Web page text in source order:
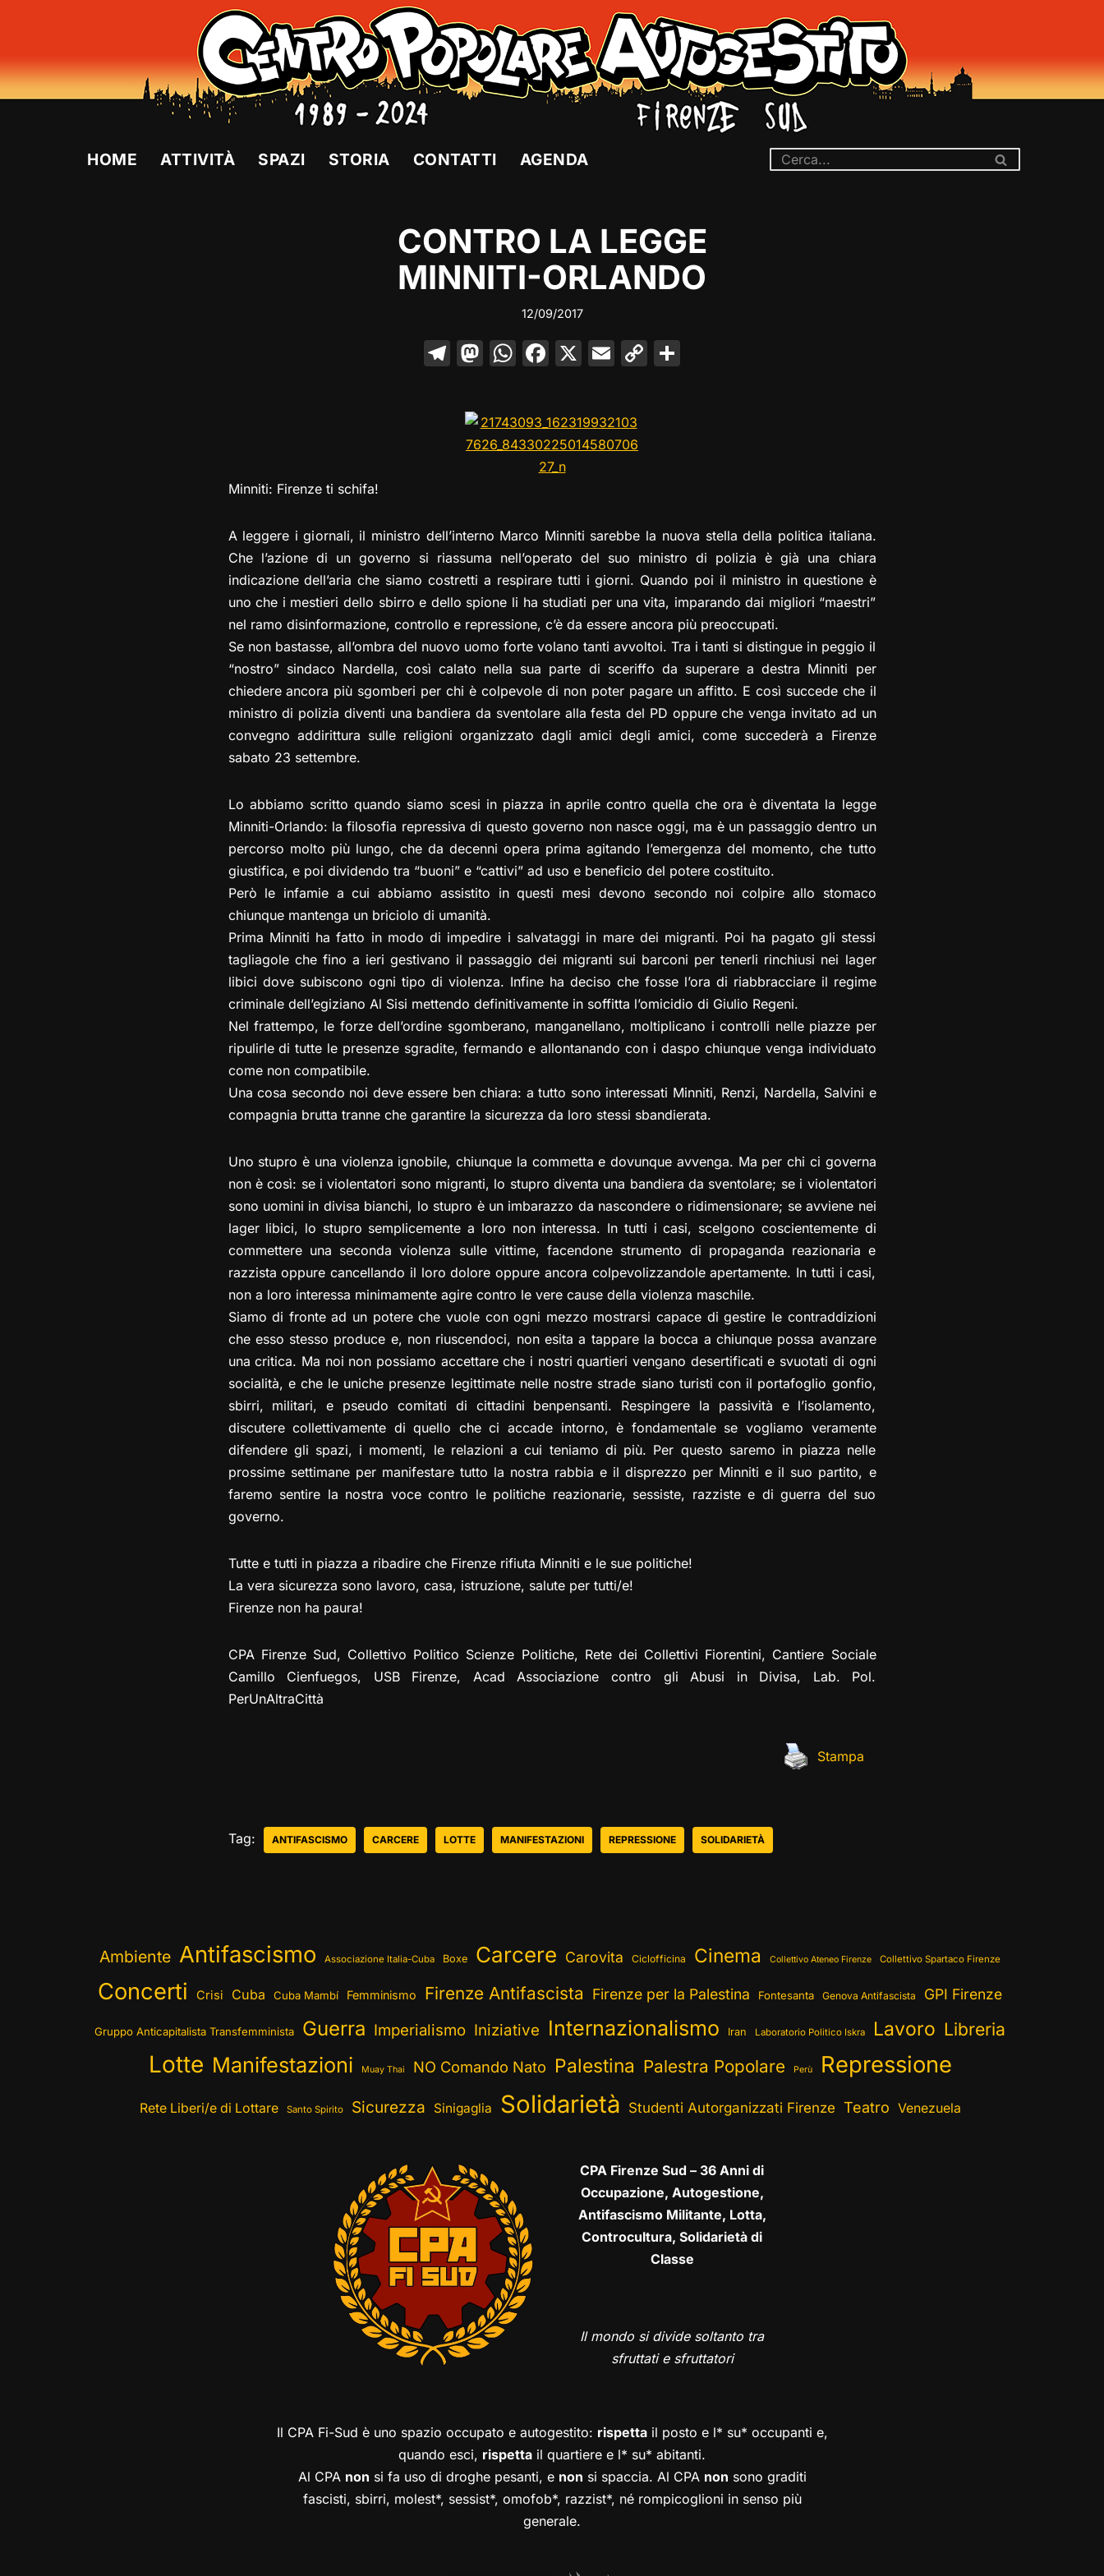
al
HOME ATTIVITÀ SPAZI STORIA CONTATTI AGENDA
CONTRO LA LEGGE
MINNITI-ORLANDO
12/09/2017
T
e
gr
a
M
o
d
W
s
A
F
e
b
o
k
X E
l
C
Minniti: Firenze ti schifa!
A leggere i giornali, il ministro dell’interno Marco Minniti sarebbe la nuova stella della politica italiana.
Che l’azione di un governo si riassuma nell’operato del suo ministro di polizia è già una chiara
indicazione dell’aria che siamo costretti a respirare tutti i giorni. Quando poi il ministro in questione è
uno che i mestieri dello sbirro e dello spione li ha studiati per una vita, imparando dai migliori “maestri”
nel ramo disinformazione, controllo e repressione, c’è da essere ancora più preoccupati.
Se non bastasse, all’ombra del nuovo uomo forte volano tanti avvoltoi. Tra i tanti si distingue in peggio il
“nostro” sindaco Nardella, così calato nella sua parte di sceriffo da superare a destra Minniti per
chiedere ancora più sgomberi per chi è colpevole di non poter pagare un affitto. E così succede che il
ministro di polizia diventi una bandiera da sventolare alla festa del PD oppure che venga invitato ad un
convegno addirittura sulle religioni organizzato dagli amici degli amici, come succederà a Firenze
sabato 23 settembre.
Lo abbiamo scritto quando siamo scesi in piazza in aprile contro quella che ora è diventata la legge
Minniti-Orlando: la filosofia repressiva di questo governo non nasce oggi, ma è un passaggio dentro un
percorso molto più lungo, che da decenni opera prima agitando l’emergenza del momento, che tutto
giustifica, e poi dividendo tra “buoni” e “cattivi” ad uso e beneficio del potere costituito.
Però le infamie a cui abbiamo assistito in questi mesi devono secondo noi colpire allo stomaco
chiunque mantenga un briciolo di umanità.
Prima Minniti ha fatto in modo di impedire i salvataggi in mare dei migranti. Poi ha pagato gli stessi
tagliagole che fino a ieri gestivano il passaggio dei migranti sui barconi per tenerli rinchiusi nei lager
libici dove subiscono ogni tipo di violenza. Infine ha deciso che fosse l’ora di riabbracciare il regime
criminale dell’egiziano Al Sisi mettendo definitivamente in soffitta l’omicidio di Giulio Regeni.
Nel frattempo, le forze dell’ordine sgomberano, manganellano, moltiplicano i controlli nelle piazze per
ripulirle di tutte le presenze sgradite, fermando e allontanando con i daspo chiunque venga individuato
come non compatibile.
Una cosa secondo noi deve essere ben chiara: a tutto sono interessati Minniti, Renzi, Nardella, Salvini e
compagnia brutta tranne che garantire la sicurezza da loro stessi sbandierata.
Uno stupro è una violenza ignobile, chiunque la commetta e dovunque avvenga. Ma per chi ci governa
non è così: se i violentatori sono migranti, lo stupro diventa una bandiera da sventolare; se i violentatori
sono uomini in divisa bianchi, lo stupro è un imbarazzo da nascondere o ridimensionare; se avviene nei
lager libici, lo stupro semplicemente a loro non interessa. In tutti i casi, scelgono coscientemente di
commettere una seconda violenza sulle vittime, facendone strumento di propaganda reazionaria e
razzista oppure cancellando il loro dolore oppure ancora colpevolizzandole apertamente. In tutti i casi,
non a loro interessa minimamente agire contro le vere cause della violenza maschile.
Siamo di fronte ad un potere che vuole con ogni mezzo mostrarsi capace di gestire le contraddizioni
che esso stesso produce e, non riuscendoci, non esita a tappare la bocca a chiunque possa avanzare
una critica. Ma noi non possiamo accettare che i nostri quartieri vengano desertificati e svuotati di ogni
socialità, e che le uniche presenze legittimate nelle nostre strade siano turisti con il portafoglio gonfio,
sbirri, militari, e pseudo comitati di cittadini benpensanti. Respingere la passività e l’isolamento,
discutere collettivamente di quello che ci accade intorno, è fondamentale se vogliamo veramente
difendere gli spazi, i momenti, le relazioni a cui teniamo di più. Per questo saremo in piazza nelle
prossime settimane per manifestare tutto la nostra rabbia e il disprezzo per Minniti e il suo partito, e
faremo sentire la nostra voce contro le politiche reazionarie, sessiste, razziste e di guerra del suo
governo.
Tutte e tutti in piazza a ribadire che Firenze rifiuta Minniti e le sue politiche!
La vera sicurezza sono lavoro, casa, istruzione, salute per tutti/e!
Firenze non ha paura!
CPA Firenze Sud, Collettivo Politico Scienze Politiche, Rete dei Collettivi Fiorentini, Cantiere Sociale
Camillo Cienfuegos, USB Firenze, Acad Associazione contro gli Abusi in Divisa, Lab. Pol.
PerUnAltraCittà
Stampa
Tag: ANTIFASCISMO CARCERE LOTTE MANIFESTAZIONI REPRESSIONE SOLIDARIETÀ
Ambiente Antifascismo Associazione Italia-Cuba Boxe Carcere Carovita Ciclofficina Cinema Collettivo Ateneo Firenze Collettivo Spartaco Firenze
Concerti Crisi Cuba Cuba Mambí Femminismo Firenze Antifascista Firenze per la Palestina Fontesanta Genova Antifascista GPI Firenze
Gruppo Anticapitalista Transfemminista Guerra Imperialismo Iniziative Internazionalismo Iran Laboratorio Politico Iskra Lavoro Libreria
Lotte Manifestazioni Muay Thai NO Comando Nato Palestina Palestra Popolare Perù Repressione
Rete Liberi/e di Lottare Santo Spirito Sicurezza Sinigaglia Solidarietà Studenti Autorganizzati Firenze Teatro Venezuela
CPA Firenze Sud – 36 Anni di
Occupazione, Autogestione,
Antifascismo Militante, Lotta,
Controcultura, Solidarietà di
Classe
Il mondo si divide soltanto tra
sfruttati e sfruttatori
Il CPA Fi-Sud è uno spazio occupato e autogestito: rispettail posto e l* su* occupanti e,
quando esci, rispetta il quartiere e l* su* abitanti.
Al CPA non si fa uso di droghe pesanti, e non si spaccia. Al CPA non sono graditi
fascisti, sbirri, molest*, sessist*, omofob*, razzist*, né rompicoglioni in senso più
generale.